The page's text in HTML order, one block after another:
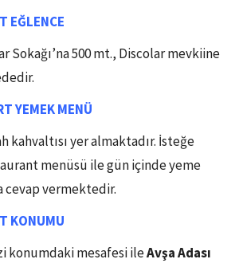
EĞLENCE
Sokağı’na 500 mt., Discolar mevkiine
YEMEK MENÜ
kahvaltısı yer almaktadır. İsteğe
menüsü ile gün içinde yeme
cevap vermektedir.
KONUMU
konumdaki mesafesi ileAvşa Adası